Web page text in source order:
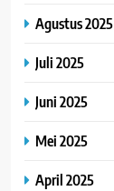
Agustus 2025
Juli 2025
Juni 2025
Mei 2025
April 2025